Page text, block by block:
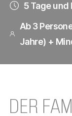
5 Tage und
Ab 3
Jahre) +
DER